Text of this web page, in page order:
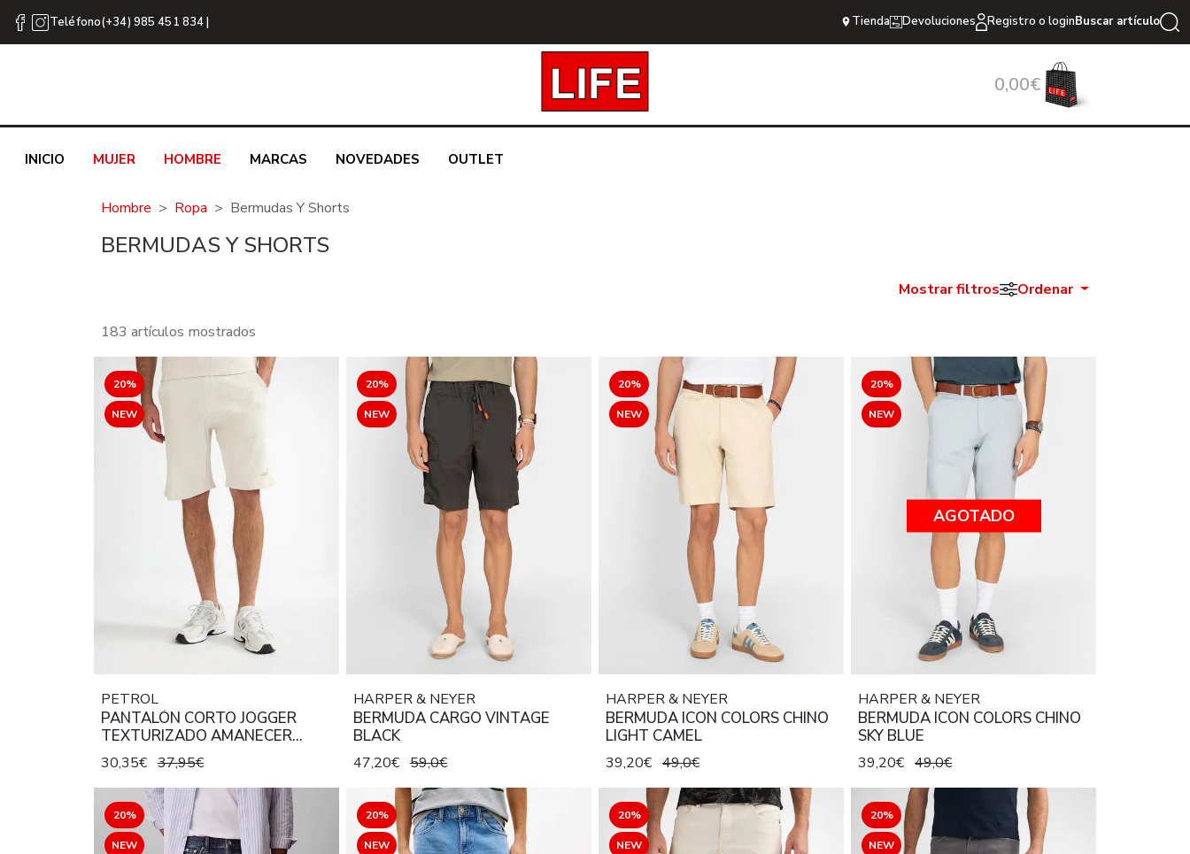
Teléfono(+34) 985 451 834 | Tienda Devoluciones Registro o loginBuscar artículo
0,00€
INICIO MUJER HOMBRE MARCAS NOVEDADES OUTLET
Hombre Ropa Bermudas Y Shorts
BERMUDAS Y SHORTS
Mostrar filtros Ordenar
183 artículos mostrados
20%
NEW
PETROL
PANTALÓN CORTO JOGGER
TEXTURIZADO AMANECER
SEASHELL
30,35€ 37,95€
20%
NEW
HARPER & NEYER
BERMUDA CARGO VINTAGE
BLACK
47,20€ 59,0€
20%
NEW
HARPER & NEYER
BERMUDA ICON COLORS CHINO
LIGHT CAMEL
39,20€ 49,0€
20%
NEW
AGOTADO
HARPER & NEYER
BERMUDA ICON COLORS CHINO
SKY BLUE
39,20€ 49,0€
20%
NEW
20%
NEW
20%
NEW
20%
NEW